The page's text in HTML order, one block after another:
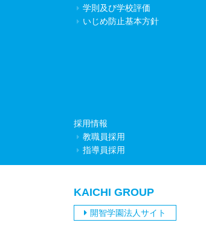
学則及び学校評価
いじめ防止基本方針
採用情報
教職員採用
指導員採用
KAICHI GROUP
開智学園法人サイト